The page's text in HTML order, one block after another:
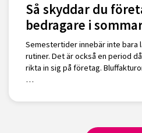
Så skyddar du
bedragare i
Semestertider innebär inte bara
rutiner. Det är också en period
rikta in sig på företag.
…